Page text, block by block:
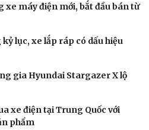
xe máy điện mới, bắt đầu bán từ
lục, xe lắp ráp có dấu hiệu
gia Hyundai Stargazer X lộ
xe điện tại Trung Quốc với
phẩm